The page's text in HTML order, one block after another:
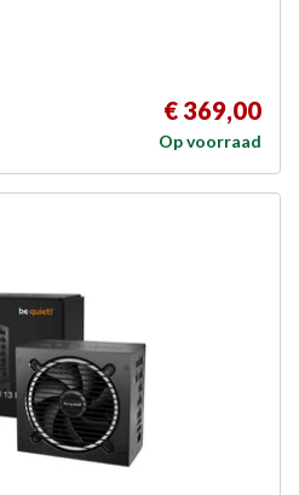
€ 369,00
Op voorraad